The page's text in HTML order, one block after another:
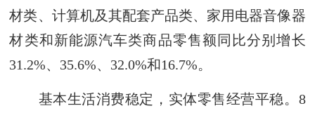
材类、计算机及其配套产品类、家用电器音像器
材类和新能源汽车类商品零售额同比分别增长
31.2%、35.6%、32.0%和16.7%。
基本生活消费稳定，实体零售经营平稳。8